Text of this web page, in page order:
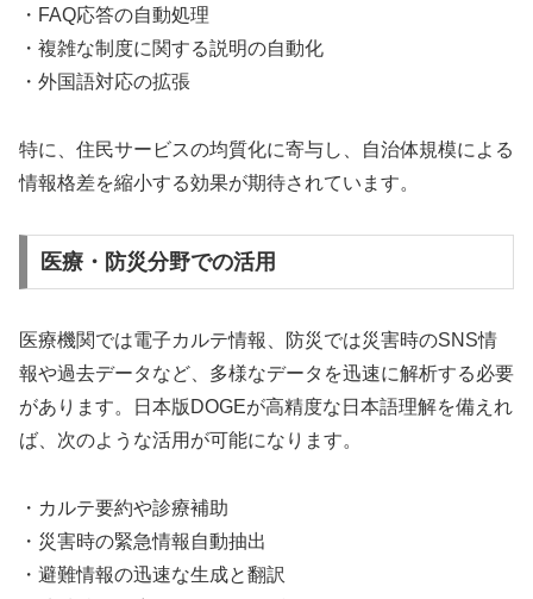
・FAQ応答の自動処理
・複雑な制度に関する説明の自動化
・外国語対応の拡張
特に、住民サービスの均質化に寄与し、自治体規模による
情報格差を縮小する効果が期待されています。
医療・防災分野での活用
医療機関では電子カルテ情報、防災では災害時のSNS情
報や過去データなど、多様なデータを迅速に解析する必要
があります。日本版DOGEが高精度な日本語理解を備えれ
ば、次のような活用が可能になります。
・カルテ要約や診療補助
・災害時の緊急情報自動抽出
・避難情報の迅速な生成と翻訳